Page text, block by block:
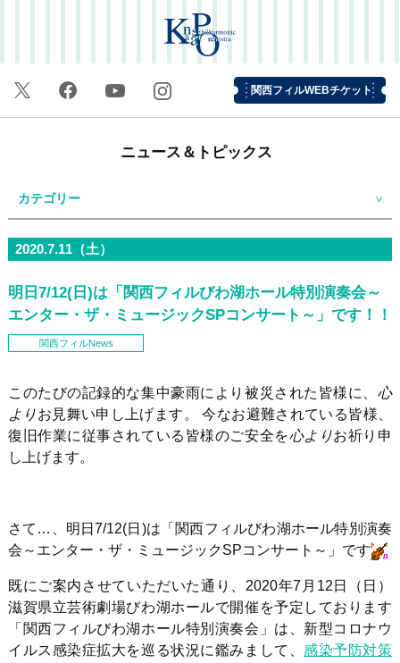
関西フィルWEBチケット
ニュース＆トピックス
カテゴリー
2020.7.11（土）
明日7/12(日)は「関西フィルびわ湖ホール特別演奏会～
エンター・ザ・ミュージックSPコンサート～」です！！
関西フィルNews
このたびの記録的な集中豪雨により被災された皆様に、心
よりお見舞い申し上げます。 今なお避難されている皆様、
復旧作業に従事されている皆様のご安全を心よりお祈り申
し上げます。
さて…、明日7/12(日)は「関西フィルびわ湖ホール特別演奏
会～エンター・ザ・ミュージックSPコンサート～」です
既にご案内させていただいた通り、2020年7月12日（日）
滋賀県立芸術劇場びわ湖ホールで開催を予定しております
「関西フィルびわ湖ホール特別演奏会」は、新型コロナウ
イルス感染症拡大を巡る状況に鑑みまして、感染予防対策